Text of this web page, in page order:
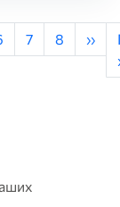
страница
Страница
7 Страница
8 ››